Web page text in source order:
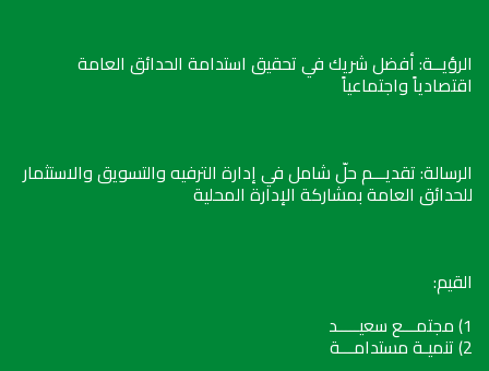
الرؤيــة: أفضل شريك في تحقيق استدامة الحدائق العامة
اقتصادياً واجتماعياً
الرسالة: تقديـــم حلّ شامل في إدارة الترفيه والتسويق والاستثمار
للحدائق العامة بمشاركة الإدارة المحلية
القيم:
1) مجتمـــع سعيـــــد
2) تنميـة مستدامـــة